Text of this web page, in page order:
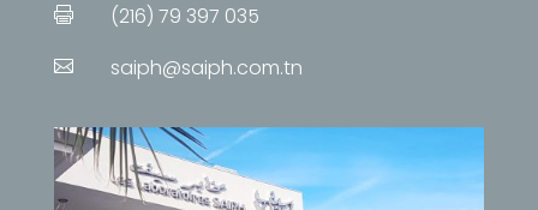
 (216) 79 397 035
 saiph@saiph.com.tn